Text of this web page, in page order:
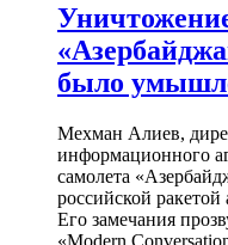
было
Мехман Алиев,
информационного
самолета
российской
Его замечания
«Modern